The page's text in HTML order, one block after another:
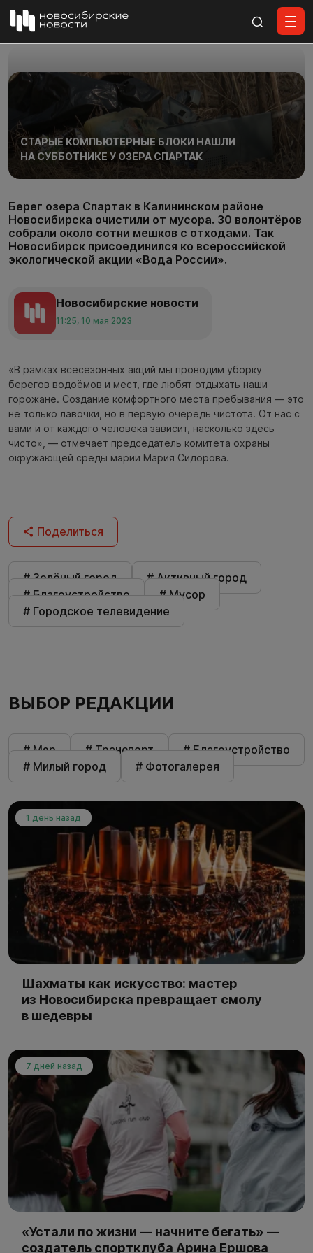
СТАРЫЕ КОМПЬЮТЕРНЫЕ БЛОКИ НАШЛИ
НА СУББОТНИКЕ У ОЗЕРА СПАРТАК
Берег озера Спартак в Калининском районе
Новосибирска очистили от мусора. 30 волонтёров
собрали около сотни мешков с отходами. Так
Новосибирск присоединился ко всероссийской
экологической акции «Вода России».
Новосибирские новости
11:25, 10 мая 2023
«В рамках всесезонных акций мы проводим уборку
берегов водоёмов и мест, где любят отдыхать наши
горожане. Создание комфортного места пребывания — это
не только лавочки, но в первую очередь чистота. От нас с
вами и от каждого человека зависит, насколько здесь
чисто», — отмечает председатель комитета охраны
окружающей среды мэрии Мария Сидорова.
Поделиться
# Зелёный город
# Активный город
# Благоустройство
# Мусор
# Городское телевидение
ВЫБОР РЕДАКЦИИ
# Мэр # Транспорт
# Благоустройство
# Милый город
# Фотогалерея
1 день назад
Шахматы как искусство: мастер
из Новосибирска превращает смолу
в шедевры
7 дней назад
«Устали по жизни — начните бегать» —
создатель спортклуба Арина Ершова